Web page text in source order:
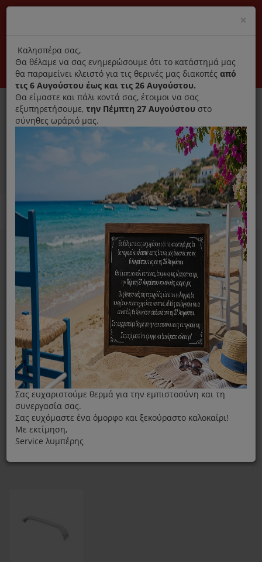
Αποκλειστικά γνήσια ανταλλακτικά
Σύνδεση Εγγραφή Εταιρεία Επικοινωνία
0
Ανταλλακτικά ηλεκτρικών συσκευών MENU
Home Ψυγείο
Αξεσουάρ Ψυγείου
Χειρολαβή Πόρτας Ψυγείου Bosch Με 3 Τρύπες
×
title
Καλησπέρα σας,
Θα θέλαμε να σας ενημερώσουμε ότι το κατάστημά μας
θα παραμείνει κλειστό για τις θερινές μας διακοπές από
τις 6 Αυγούστου έως και τις 26 Αυγούστου.
Θα είμαστε και πάλι κοντά σας, έτοιμοι να σας
εξυπηρετήσουμε, την Πέμπτη 27 Αυγούστου στο
σύνηθες ωράριό μας.
Σας ευχαριστούμε θερμά για την εμπιστοσύνη και τη
συνεργασία σας.
Σας ευχόμαστε ένα όμορφο και ξεκούραστο καλοκαίρι!
Με εκτίμηση,
Service λυμπέρης